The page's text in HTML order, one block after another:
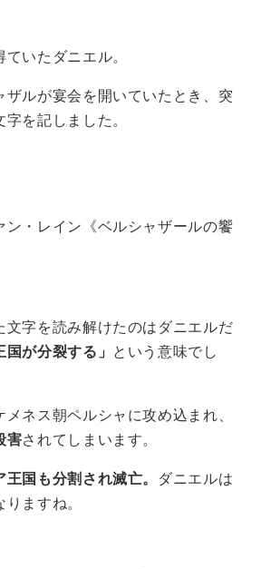
いたダニエル。
ザルが宴会を開いていたとき、突
を記しました。
ン・レイン《ベルシャザールの饗
文字を読み解けたのはダニエルだ
国が分裂する」 という意味でし
ネス朝ペルシャに攻め込まれ、
害されてしまいます。
国も分割され滅亡。 ダニエルは
ますね。